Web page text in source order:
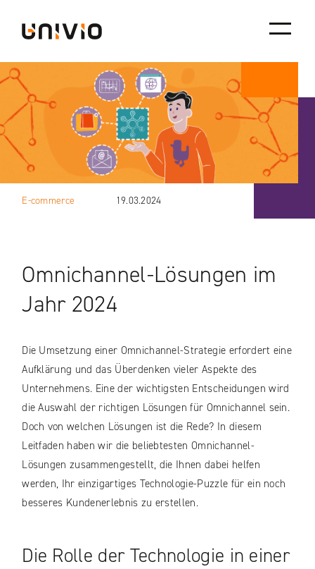
content
E-commerce 19.03.2024
Omnichannel-Lösungen im
Jahr 2024
Die Umsetzung einer Omnichannel-Strategie erfordert eine
Aufklärung und das Überdenken vieler Aspekte des
Unternehmens. Eine der wichtigsten Entscheidungen wird
die Auswahl der richtigen Lösungen für Omnichannel sein.
Doch von welchen Lösungen ist die Rede? In diesem
Leitfaden haben wir die beliebtesten Omnichannel-
Lösungen zusammengestellt, die Ihnen dabei helfen
werden, Ihr einzigartiges Technologie-Puzzle für ein noch
besseres Kundenerlebnis zu erstellen.
Die Rolle der Technologie in einer